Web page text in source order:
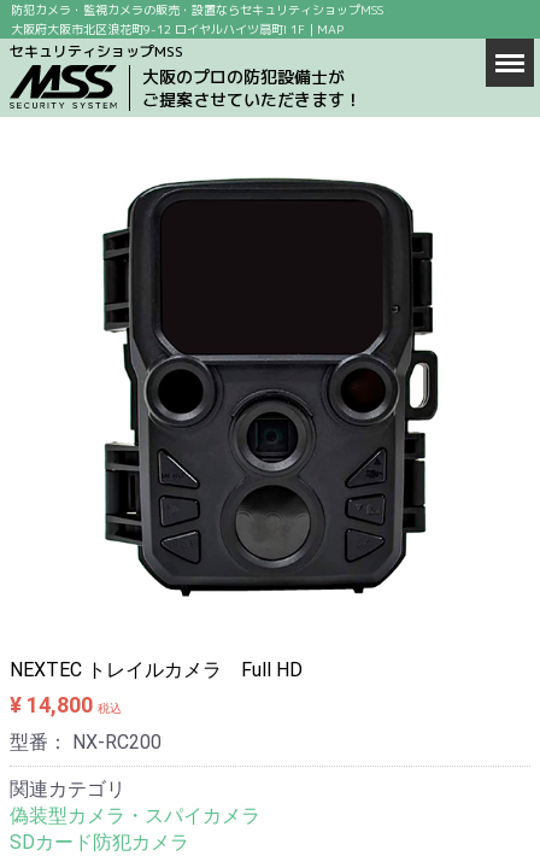
防犯カメラ・監視カメラの販売・設置ならセキュリティショップMSS
大阪府大阪市北区浪花町9-12 ロイヤルハイツ扇町I 1F｜ MAP
セキュリティショップMSS
大阪のプロの防犯設備士が
ご提案させていただきます！
NEXTEC トレイルカメラ Full HD
¥ 14,800 税込
型番： NX-RC200
関連カテゴリ
偽装型カメラ・スパイカメラ
SDカード防犯カメラ
ホーム
商品情報
防犯カメラの設置場所
防犯カメラ設置の目的
ブログ
お問い合わせ
会社概要
MAP
メールでお問い合わせ